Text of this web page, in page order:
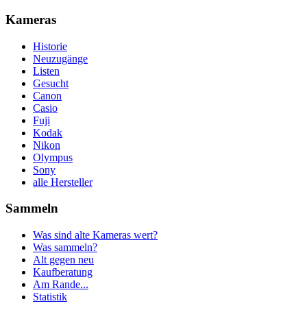
Kameras
Historie
Neuzugänge
Listen
Gesucht
Canon
Casio
Fuji
Kodak
Nikon
Olympus
Sony
alle Hersteller
Sammeln
Was sind alte Kameras wert?
Was sammeln?
Alt gegen neu
Kaufberatung
Am Rande...
Statistik